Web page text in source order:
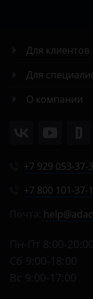
Для клиентов
Для
О компании
+7 929 053-37-
+7 800 101-37-